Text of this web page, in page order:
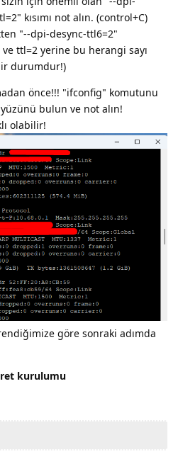
kısımı not alın. (control+C)
"--dpi-desync-ttl6=2"
ttl=2 yerine bu herangi sayı
durumdur!)
önce!!! "ifconfig" komutunu
bulun ve not alın!
olabilir!
göre sonraki adımda
kurulumu